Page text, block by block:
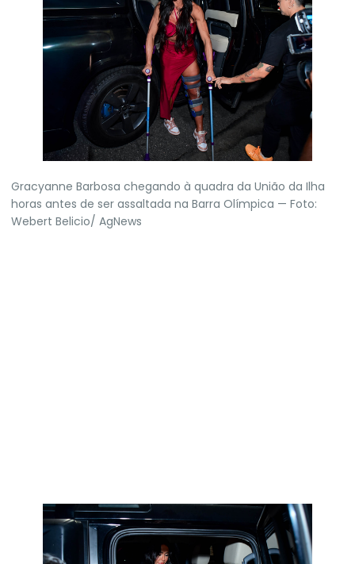
Gracyanne Barbosa chegando à quadra da União da Ilha
horas antes de ser assaltada na Barra Olímpica — Foto:
Webert Belicio/ AgNews